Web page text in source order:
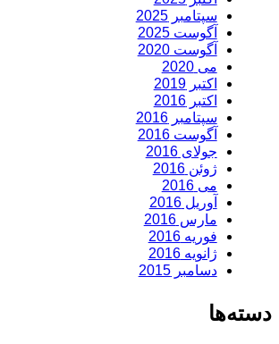
سپتامبر 2025
آگوست 2025
آگوست 2020
می 2020
اکتبر 2019
اکتبر 2016
سپتامبر 2016
آگوست 2016
جولای 2016
ژوئن 2016
می 2016
آوریل 2016
مارس 2016
فوریه 2016
ژانویه 2016
دسامبر 2015
دسته‌ها